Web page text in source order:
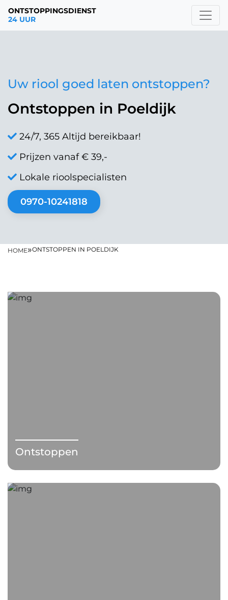
ONTSTOPPINGSDIENST
24 UUR
Uw riool goed laten ontstoppen?
Ontstoppen in Poeldijk
24/7, 365 Altijd bereikbaar!
Prijzen vanaf € 39,-
Lokale rioolspecialisten
0970-10241818
HOME»ONTSTOPPEN IN POELDIJK
Ontstoppen